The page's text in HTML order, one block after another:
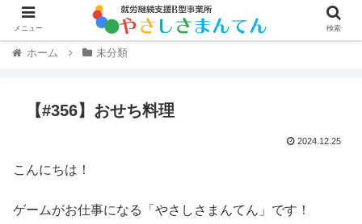
ホーム 未分類
【#356】おせち料理
2024.12.25
こんにちは！
ゲームがお仕事になる「やさしさまんてん」です！
メニュー 検索